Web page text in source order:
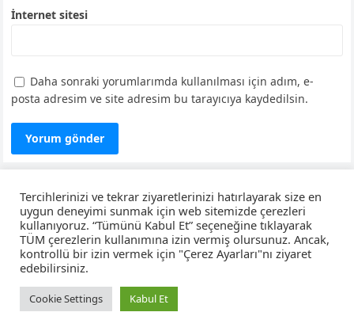
İnternet sitesi
Daha sonraki yorumlarımda kullanılması için adım, e-
posta adresim ve site adresim bu tarayıcıya kaydedilsin.
Dini konular
Eğitim
Ek iş fikirleri
Genel
Güzel sözler
Tercihlerinizi ve tekrar ziyaretlerinizi hatırlayarak size en
uygun deneyimi sunmak için web sitemizde çerezleri
kullanıyoruz. “Tümünü Kabul Et” seçeneğine tıklayarak
TÜM çerezlerin kullanımına izin vermiş olursunuz. Ancak,
kontrollü bir izin vermek için "Çerez Ayarları"nı ziyaret
edebilirsiniz.
Cookie Settings Kabul Et